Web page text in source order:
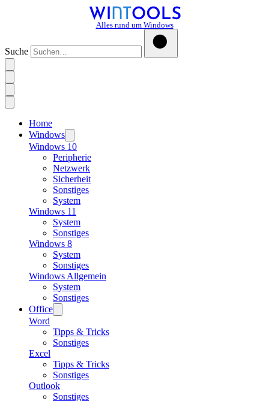
Alles rund um Windows
Suche
Home
Windows
Windows 10
Peripherie
Netzwerk
Sicherheit
Sonstiges
System
Windows 11
System
Sonstiges
Windows 8
System
Sonstiges
Windows Allgemein
System
Sonstiges
Office
Word
Tipps & Tricks
Sonstiges
Excel
Tipps & Tricks
Sonstiges
Outlook
Sonstiges